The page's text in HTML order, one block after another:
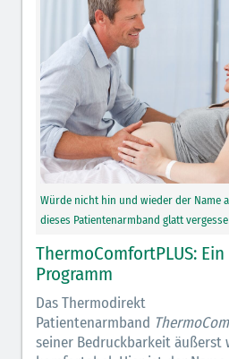
Würde nicht hin und wieder der Name
dieses Patientenarmband glatt
ThermoComfortPLUS:
Programm
Das Thermodirekt
Patientenarmband
seiner Bedruckbarkeit äußerst